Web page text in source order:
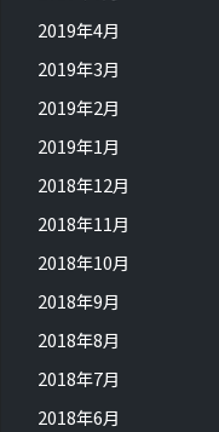
2019年4月
2019年3月
2019年2月
2019年1月
2018年12月
2018年11月
2018年10月
2018年9月
2018年8月
2018年7月
2018年6月